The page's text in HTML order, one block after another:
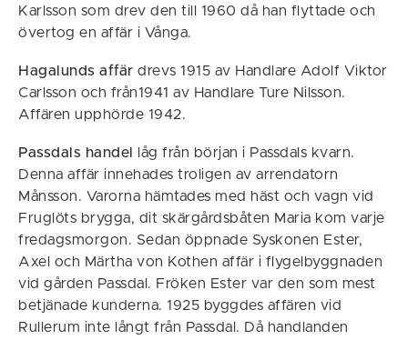
Karlsson som drev den till 1960 då han flyttade och
övertog en affär i Vånga.
Hagalunds affär drevs 1915 av Handlare Adolf Viktor
Carlsson och från1941 av Handlare Ture Nilsson.
Affären upphörde 1942.
Passdals handel
låg från början i Passdals kvarn.
Denna affär innehades troligen av arrendatorn
Månsson. Varorna hämtades med häst och vagn vid
Fruglöts brygga, dit skärgårdsbåten Maria kom varje
fredagsmorgon. Sedan öppnade Syskonen Ester,
Axel och Märtha von Kothen affär i flygelbyggnaden
vid gården Passdal. Fröken Ester var den som mest
betjänade kunderna. 1925 byggdes affären vid
Rullerum inte långt från Passdal. Då handlanden